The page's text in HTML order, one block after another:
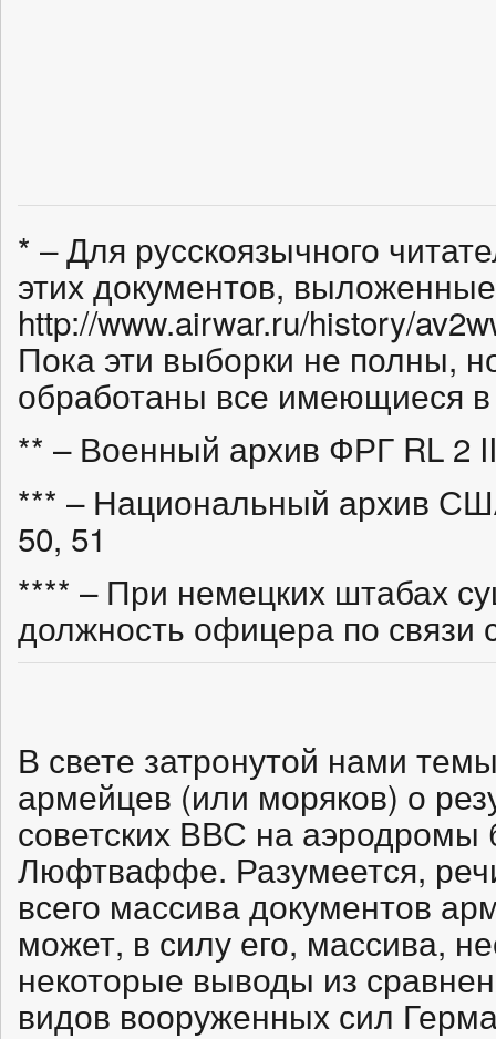
* – Для русскоязычного
этих документов,
http://www.airwar.ru/history/
Пока эти выборки не полны,
обработаны все имеющиеся
** – Военный архив ФРГ RL 2
*** – Национальный архив
50, 51
**** – При немецких штабах
должность офицера по
В свете затронутой нами
армейцев (или моряков) о
советских ВВС на аэродромы
Люфтваффе. Разумеется,
всего массива документов
может, в силу его, массива,
некоторые выводы из
видов вооруженных сил